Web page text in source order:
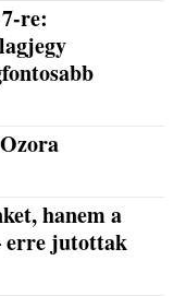
re:
hanem a
erre jutottak